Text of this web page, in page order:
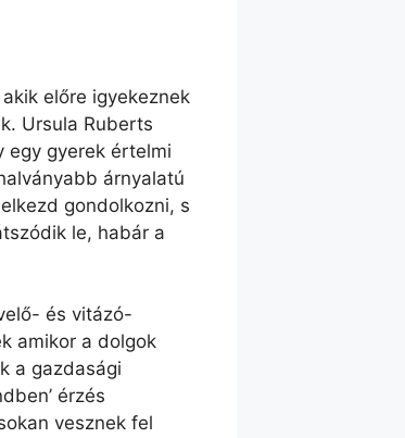
előre igyekeznek
Ursula Ruberts
egy gyerek értelmi
árnyalatú
gondolkozni, s
le, habár a
és vitázó-
amikor a dolgok
a gazdasági
érzés
vesznek fel